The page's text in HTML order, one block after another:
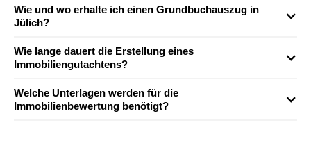
Wie und wo erhalte ich einen Grundbuchauszug in
Jülich?
Wie lange dauert die Erstellung eines
Immobiliengutachtens?
Welche Unterlagen werden für die
Immobilienbewertung benötigt?